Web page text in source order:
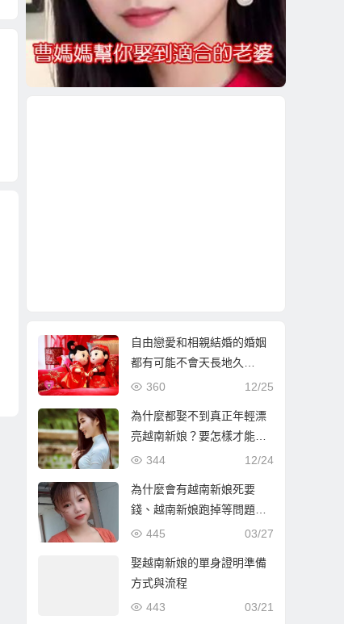
自由戀愛和相親結婚的婚姻
都有可能不會天長地久…
12/25
360
為什麼都娶不到真正年輕漂
亮越南新娘？要怎樣才能娶
到？
12/24
344
為什麼會有越南新娘死要
錢、越南新娘跑掉等問題？
從娶越南新娘的選擇說起.03/27
445
娶越南新娘的單身證明準備
方式與流程
03/21
443